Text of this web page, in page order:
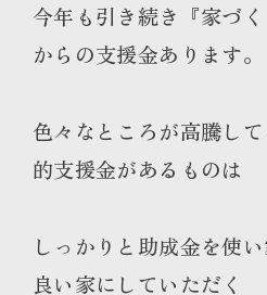
今年も引き続き『家づ
からの支援金あります。
色々なところが高騰し
的支援金があるものは
しっかりと助成金を使
良い家にしていただく